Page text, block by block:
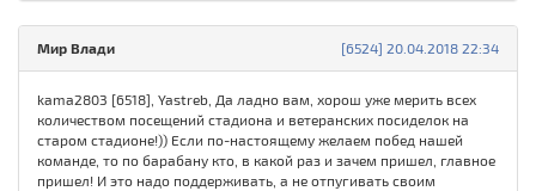
[6524] 20.04.2018 22:34
Мир Влади
kama2803 [6518], Yastreb, Да ладно вам, хорош уже мерить всех
количеством посещений стадиона и ветеранских посиделок на
старом стадионе!)) Если по-настоящему желаем побед нашей
команде, то по барабану кто, в какой раз и зачем пришел, главное
пришел! И это надо поддерживать, а не отпугивать своим